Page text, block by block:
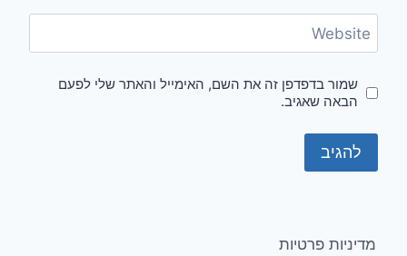
Website
שמור בדפדפן זה את השם, האימייל והאתר שלי לפעם
הבאה שאגיב.
מדיניות פרטיות